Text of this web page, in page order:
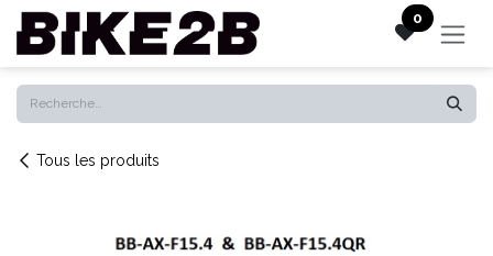
Se rendre au contenu 0
Tous les produits